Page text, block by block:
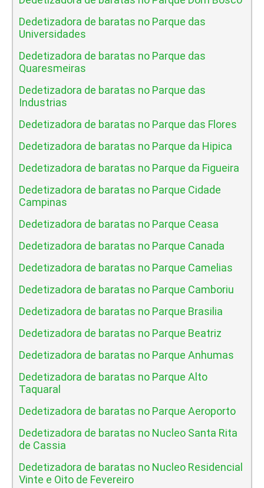
Dedetizadora de baratas no Parque das
Universidades
Dedetizadora de baratas no Parque das
Quaresmeiras
Dedetizadora de baratas no Parque das
Industrias
Dedetizadora de baratas no Parque das Flores
Dedetizadora de baratas no Parque da Hipica
Dedetizadora de baratas no Parque da Figueira
Dedetizadora de baratas no Parque Cidade
Campinas
Dedetizadora de baratas no Parque Ceasa
Dedetizadora de baratas no Parque Canada
Dedetizadora de baratas no Parque Camelias
Dedetizadora de baratas no Parque Camboriu
Dedetizadora de baratas no Parque Brasilia
Dedetizadora de baratas no Parque Beatriz
Dedetizadora de baratas no Parque Anhumas
Dedetizadora de baratas no Parque Alto
Taquaral
Dedetizadora de baratas no Parque Aeroporto
Dedetizadora de baratas no Nucleo Santa Rita
de Cassia
Dedetizadora de baratas no Nucleo Residencial
Vinte e Oito de Fevereiro